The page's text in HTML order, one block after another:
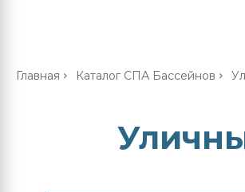
Главная Каталог СПА Бассейнов